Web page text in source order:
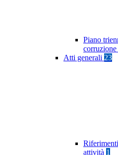
Piano
Atti generali 23
attività 1